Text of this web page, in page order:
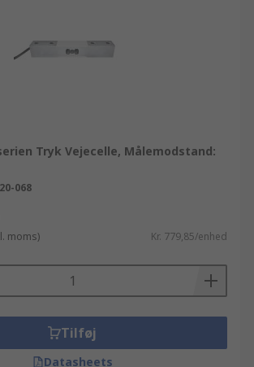
serien Tryk Vejecelle, Målemodstand:
068
moms) Kr. 779,85/enhed
Tilføj
Datasheets